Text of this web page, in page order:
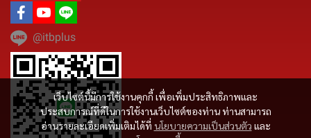
เว็บไซต์นี้มีการใช้งานคุกกี้ เพื่อเพิ่มประสิทธิภาพและ
ประสบการณ์ที่ดีในการใช้งานเว็บไซต์ของท่าน ท่านสามารถ
อ่านรายละเอียดเพิ่มเติมได้ที่ นโยบายความเป็นส่วนตัว และ
@itbplus